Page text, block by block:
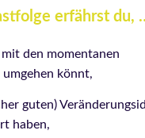
erfährst du,
den momentanen
könnt,
guten)
haben,